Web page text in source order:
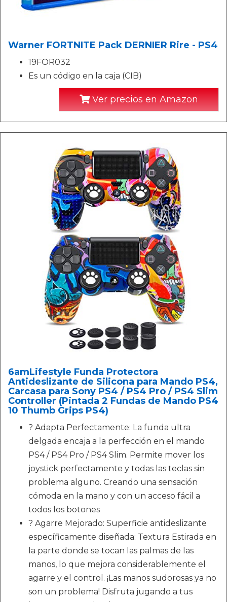
Warner FORTNITE Pack DERNIER Rire - PS4
19FOR032
Es un código en la caja (CIB)
Ver precios en Amazon
6amLifestyle Funda Protectora
Antideslizante de Silicona para Mando PS4,
Carcasa para Sony PS4 / PS4 Pro / PS4 Slim
Controller (Pintada 2 Fundas de Mando PS4
10 Thumb Grips PS4)
? Adapta Perfectamente: La funda ultra
delgada encaja a la perfección en el mando
PS4 / PS4 Pro / PS4 Slim. Permite mover los
joystick perfectamente y todas las teclas sin
problema alguno. Creando una sensación
cómoda en la mano y con un acceso fácil a
todos los botones
? Agarre Mejorado: Superficie antideslizante
específicamente diseñada: Textura Estirada en
la parte donde se tocan las palmas de las
manos, lo que mejora considerablemente el
agarre y el control. ¡Las manos sudorosas ya no
son un problema! Disfruta jugando a tus